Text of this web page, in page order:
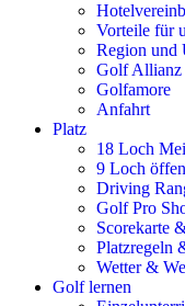
Vorteile für
Region und
Golf Allianz
Golfamore
Anfahrt
Platz
18 Loch
9 Loch
Driving
Golf Pro
Scorekarte
Platzregeln
Wetter &
Golf lernen